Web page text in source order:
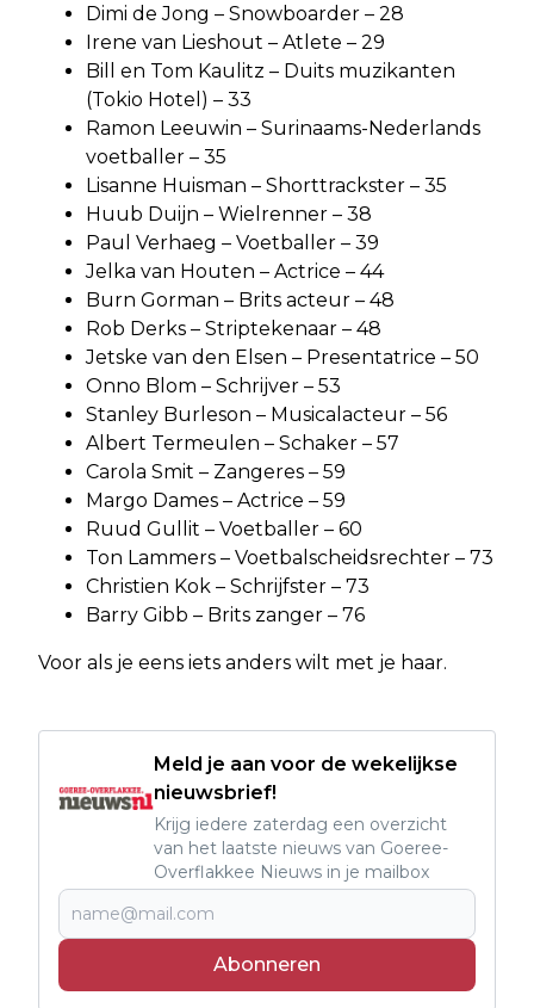
Dimi de Jong – Snowboarder – 28
Irene van Lieshout – Atlete – 29
Bill en Tom Kaulitz – Duits muzikanten
(Tokio Hotel) – 33
Ramon Leeuwin – Surinaams-Nederlands
voetballer – 35
Lisanne Huisman – Shorttrackster – 35
Huub Duijn – Wielrenner – 38
Paul Verhaeg – Voetballer – 39
Jelka van Houten – Actrice – 44
Burn Gorman – Brits acteur – 48
Rob Derks – Striptekenaar – 48
Jetske van den Elsen – Presentatrice – 50
Onno Blom – Schrijver – 53
Stanley Burleson – Musicalacteur – 56
Albert Termeulen – Schaker – 57
Carola Smit – Zangeres – 59
Margo Dames – Actrice – 59
Ruud Gullit – Voetballer – 60
Ton Lammers – Voetbalscheidsrechter – 73
Christien Kok – Schrijfster – 73
Barry Gibb – Brits zanger – 76
Voor als je eens iets anders wilt met je haar.
Meld je aan voor de wekelijkse
nieuwsbrief!
Krijg iedere zaterdag een overzicht
van het laatste nieuws van Goeree-
Overflakkee Nieuws in je mailbox
Abonneren